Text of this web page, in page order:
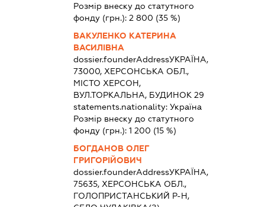
Розмір внеску до статутного
фонду (грн.): 2 800 (35 %)
ВАКУЛЕНКО КАТЕРИНА
ВАСИЛІВНА
dossier.founderAddressУКРАЇНА,
73000, ХЕРСОНСЬКА ОБЛ.,
МІСТО ХЕРСОН,
ВУЛ.ТОРКАЛЬНА, БУДИНОК 29
statements.nationality: Україна
Розмір внеску до статутного
фонду (грн.): 1 200 (15 %)
БОГДАНОВ ОЛЕГ
ГРИГОРІЙОВИЧ
dossier.founderAddressУКРАЇНА,
75635, ХЕРСОНСЬКА ОБЛ.,
ГОЛОПРИСТАНСЬКИЙ Р-Н,